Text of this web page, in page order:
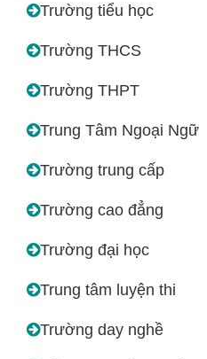
Trường tiểu học
Trường THCS
Trường THPT
Trung Tâm Ngoại Ngữ
Trường trung cấp
Trường cao đẳng
Trường đại học
Trung tâm luyện thi
Trường day nghề